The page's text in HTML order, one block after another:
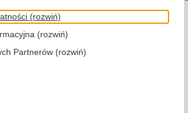
and machines Calculators
(rozwiń)
(rozwiń)
Partnerów (rozwiń)